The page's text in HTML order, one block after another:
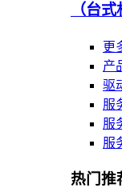
（台
更
产
驱
服
服
服
热门推